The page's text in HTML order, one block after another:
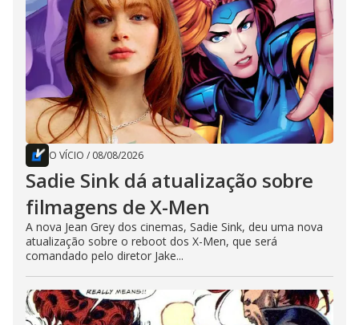
O VÍCIO / 08/08/2026
Sadie Sink dá atualização sobre
filmagens de X-Men
A nova Jean Grey dos cinemas, Sadie Sink, deu uma nova
atualização sobre o reboot dos X-Men, que será
comandado pelo diretor Jake...